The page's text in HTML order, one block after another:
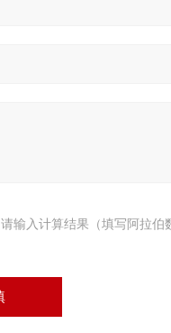
请输入计算结果（填写阿拉伯